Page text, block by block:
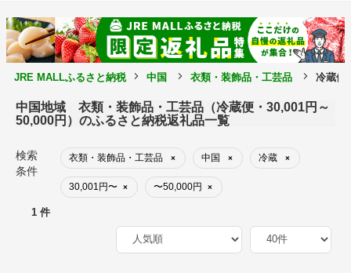
JRE MALLふるさと納税 中国 衣類・装飾品・工芸品 冷蔵便
中国地域 衣類・装飾品・工芸品（冷蔵便・30,001円～
50,000円）のふるさと納税返礼品一覧
検索
条件
衣類・装飾品・工芸品 × 中国 × 冷蔵 ×
30,001円〜 × 〜50,000円 ×
1 件